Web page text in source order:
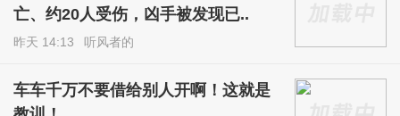
亡、约20人受伤，凶手被发现已..
昨天 14:13 听风者的
车车千万不要借给别人开啊！这就是